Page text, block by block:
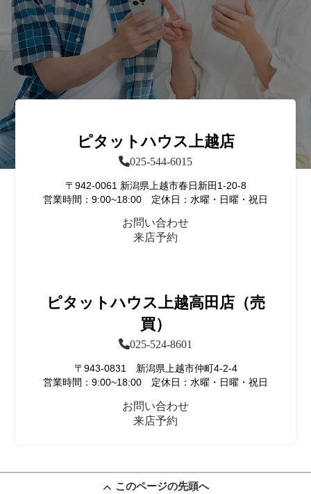
ピタットハウス上越店
025-544-6015
〒942-0061 新潟県上越市春日新田1-20-8
営業時間：9:00~18:00 定休日：水曜・日曜・祝日
お問い合わせ
来店予約
ピタットハウス上越高田店（売
買）
025-524-8601
〒943-0831 新潟県上越市仲町4-2-4
営業時間：9:00~18:00 定休日：水曜・日曜・祝日
お問い合わせ
来店予約
このページの先頭へ